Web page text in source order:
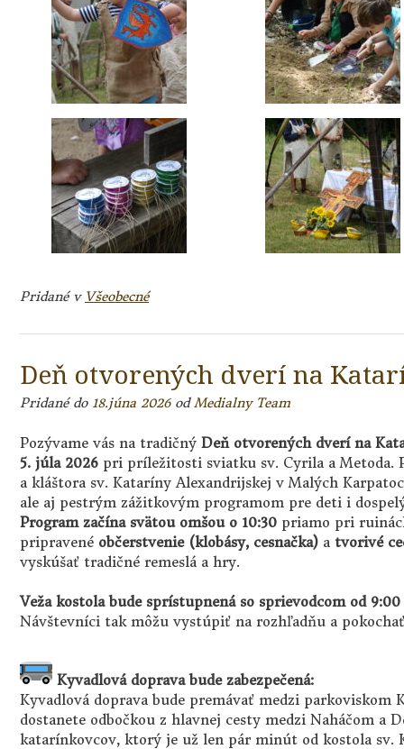
Pridané v Všeobecné
Deň otvorených dverí na
Pridané do 18.júna 2026odMedialny Team
Pozývame vás na tradičný Deň otvorených dverí na
5. júla 2026 pri príležitosti sviatku sv. Cyrila a Metoda.
a kláštora sv. Kataríny Alexandrijskej v Malých
ale aj pestrým zážitkovým programom pre deti i
Program začína svätou omšou o 10:30 priamo pri
pripravené občerstvenie (klobásy, cesnačka) a tvorivé
vyskúšať tradičné remeslá a hry.
Veža kostola bude sprístupnená so sprievodcom od 9:00
Návštevníci tak môžu vystúpiť na rozhľadňu a
Kyvadlová doprava bude zabezpečená:
Kyvadlová doprava bude premávať medzi parkoviskom
dostanete odbočkou z hlavnej cesty medzi Naháčom a
katarínkovcov, ktorý je už len pár minút od kostola sv.